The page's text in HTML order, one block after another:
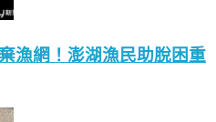
漁網！澎湖漁民助脫困重